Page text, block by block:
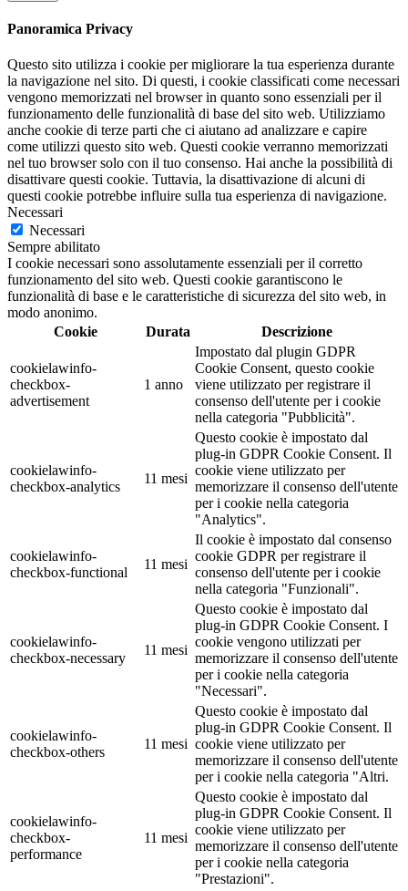
Panoramica Privacy
Questo sito utilizza i cookie per migliorare la tua esperienza durante
la navigazione nel sito. Di questi, i cookie classificati come necessari
vengono memorizzati nel browser in quanto sono essenziali per il
funzionamento delle funzionalità di base del sito web. Utilizziamo
anche cookie di terze parti che ci aiutano ad analizzare e capire
come utilizzi questo sito web. Questi cookie verranno memorizzati
nel tuo browser solo con il tuo consenso. Hai anche la possibilità di
disattivare questi cookie. Tuttavia, la disattivazione di alcuni di
questi cookie potrebbe influire sulla tua esperienza di navigazione.
Necessari
Necessari
Sempre abilitato
I cookie necessari sono assolutamente essenziali per il corretto
funzionamento del sito web. Questi cookie garantiscono le
funzionalità di base e le caratteristiche di sicurezza del sito web, in
modo anonimo.
Cookie
Durata Descrizione
cookielawinfo-
checkbox-
advertisement
1 anno
Impostato dal plugin GDPR
Cookie Consent, questo cookie
viene utilizzato per registrare il
consenso dell'utente per i cookie
nella categoria "Pubblicità".
cookielawinfo-
checkbox-analytics
11 mesi
Questo cookie è impostato dal
plug-in GDPR Cookie Consent. Il
cookie viene utilizzato per
memorizzare il consenso dell'utente
per i cookie nella categoria
"Analytics".
cookielawinfo-
checkbox-functional
11 mesi
Il cookie è impostato dal consenso
cookie GDPR per registrare il
consenso dell'utente per i cookie
nella categoria "Funzionali".
cookielawinfo-
checkbox-necessary
11 mesi
Questo cookie è impostato dal
plug-in GDPR Cookie Consent. I
cookie vengono utilizzati per
memorizzare il consenso dell'utente
per i cookie nella categoria
"Necessari".
cookielawinfo-
checkbox-others
11 mesi
Questo cookie è impostato dal
plug-in GDPR Cookie Consent. Il
cookie viene utilizzato per
memorizzare il consenso dell'utente
per i cookie nella categoria "Altri.
cookielawinfo-
checkbox-
performance
11 mesi
Questo cookie è impostato dal
plug-in GDPR Cookie Consent. Il
cookie viene utilizzato per
memorizzare il consenso dell'utente
per i cookie nella categoria
"Prestazioni".